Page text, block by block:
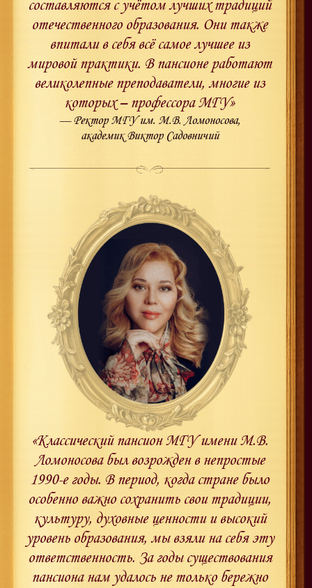
составляются с учётом лучших традиций
отечественного образования. Они также
впитали в себя всё самое лучшее из
мировой практики. В пансионе работают
великолепные преподаватели, многие из
которых – профессора МГУ»
— Ректор МГУ им. М.В. Ломоносова,
академик Виктор Садовничий
«Классический пансион МГУ имени М.В.
Ломоносова был возрожден в непростые
1990-е годы. В период, когда стране было
особенно важно сохранить свои традиции,
культуру, духовные ценности и высокий
уровень образования, мы взяли на себя эту
ответственность. За годы существования
пансиона нам удалось не только бережно